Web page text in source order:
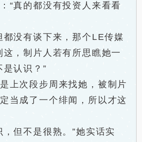
“真的都没有投资人来看看
没有谈下来，那个LE传媒
，制片人若有所思瞧她一
是认识？”
次段步周来找她，被制片
当成了一个绯闻，所以才这
但不是很熟。”她实话实